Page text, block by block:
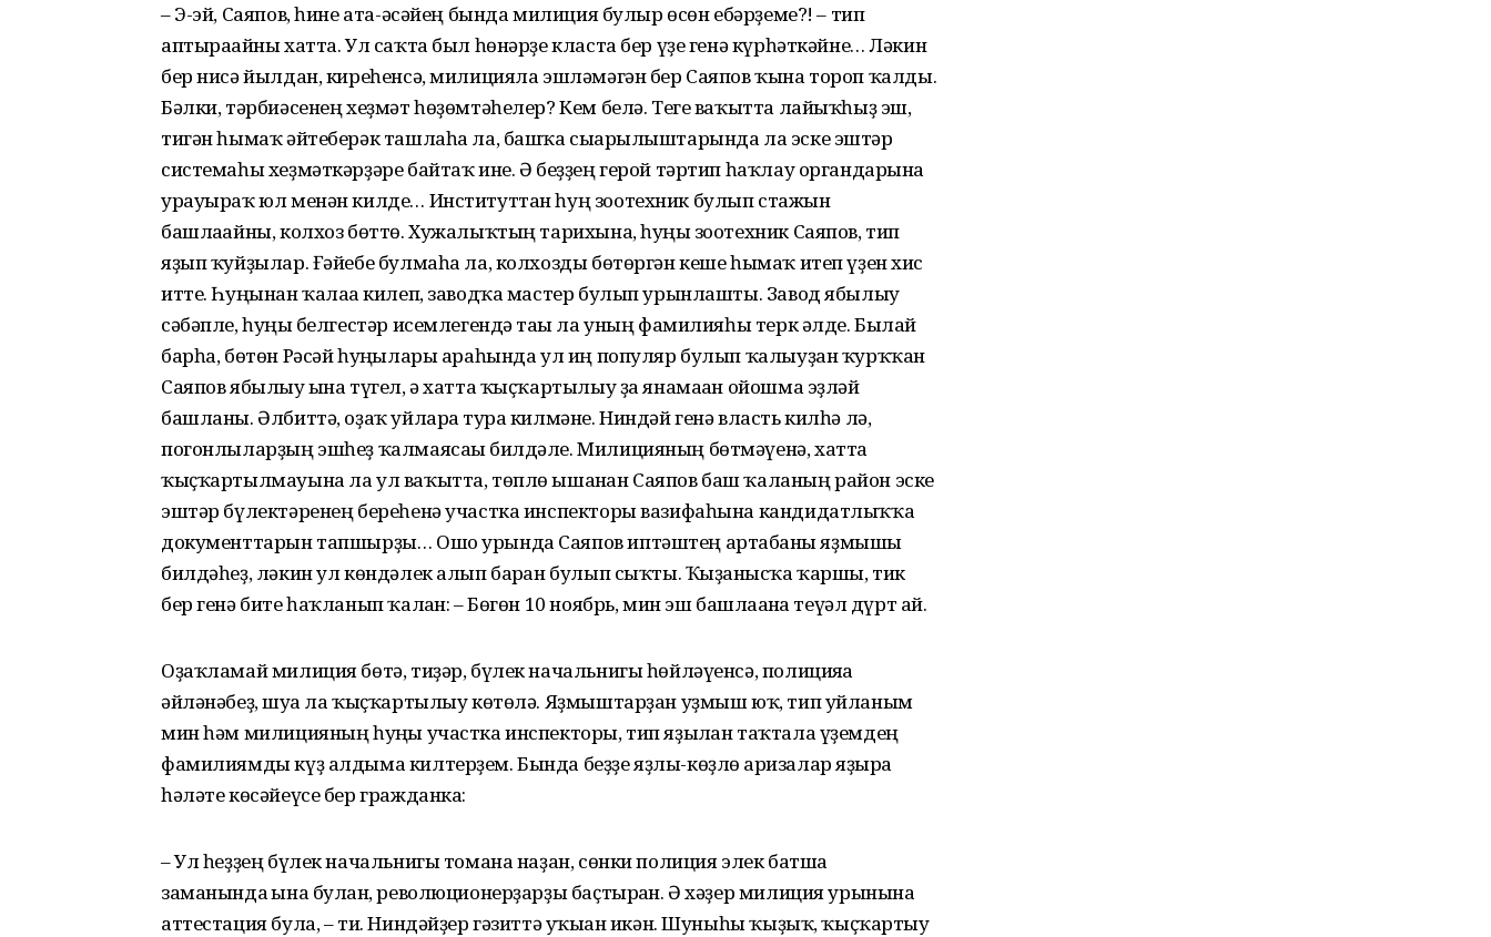
– Э-эй, Саяпов, һине ата-әсәйең бында милиция булыр өсөн ебәрҙеме?! – тип
аптырағайны хатта. Ул саҡта был һөнәрҙе класта бер үҙе генә күрһәткәйне… Ләкин
бер нисә йылдан, киреһенсә, милицияла эшләмәгән бер Саяпов ҡына тороп ҡалды.
Бәлки, тәрбиәсенең хеҙмәт һөҙөмтәһелер? Кем белә. Теге ваҡытта лайыҡһыҙ эш,
тигән һымаҡ әйтеберәк ташлаһа ла, башҡа сығарылыштарында ла эске эштәр
системаһы хеҙмәткәрҙәре байтаҡ ине. Ә беҙҙең герой тәртип һаҡлау органдарына
урауыраҡ юл менән килде… Институттан һуң зоотехник булып стажын
башлағайны, колхоз бөттө. Хужалыҡтың тарихына, һуңғы зоотехник Саяпов, тип
яҙып ҡуйҙылар. Ғәйебе булмаһа ла, колхозды бөтөргән кеше һымаҡ итеп үҙен хис
итте. Һуңынан ҡалаға килеп, заводҡа мастер булып урынлашты. Завод ябылыу
сәбәпле, һуңғы белгестәр исемлегендә тағы ла уның фамилияһы терк әлде. Былай
барһа, бөтөн Рәсәй һуңғылары араһында ул иң популяр булып ҡалыуҙан ҡурҡҡан
Саяпов ябылыу ғына түгел, ә хатта ҡыҫҡартылыу ҙа янамаған ойошма эҙләй
башланы. Әлбиттә, оҙаҡ уйларға тура килмәне. Ниндәй генә власть килһә лә,
погонлыларҙың эшһеҙ ҡалмаясағы билдәле. Милицияның бөтмәүенә, хатта
ҡыҫҡартылмауына ла ул ваҡытта, төплө ышанған Саяпов баш ҡаланың район эске
эштәр бүлектәренең береһенә участка инспекторы вазифаһына кандидатлыҡҡа
документтарын тапшырҙы… Ошо урында Саяпов иптәштең артабанғы яҙмышы
билдәһеҙ, ләкин ул көндәлек алып барған булып сыҡты. Ҡыҙғанысҡа ҡаршы, тик
бер генә бите һаҡланып ҡалған: – Бөгөн 10 ноябрь, мин эш башлағанға теүәл дүрт ай.
Оҙаҡламай милиция бөтә, тиҙәр, бүлек начальнигы һөйләүенсә, полицияға
әйләнәбеҙ, шуға ла ҡыҫҡартылыу көтөлә. Яҙмыштарҙан уҙмыш юҡ, тип уйланым
мин һәм милицияның һуңғы участка инспекторы, тип яҙылған таҡтала үҙемдең
фамилиямды күҙ алдыма килтерҙем. Бында беҙҙе яҙлы-көҙлө ғаризалар яҙырға
һәләте көсәйеүсе бер гражданка:
– Ул һеҙҙең бүлек начальнигы томана наҙан, сөнки полиция элек батша
заманында ғына булған, революционерҙарҙы баҫтырған. Ә хәҙер милиция урынына
аттестация була, – ти. Ниндәйҙер гәзиттә уҡыған икән. Шуныһы ҡыҙыҡ, ҡыҫҡартыу